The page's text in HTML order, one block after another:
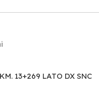
13+269 LATO DX SNC